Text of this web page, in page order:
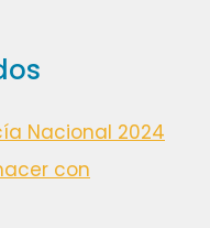
Nacional 2024
con